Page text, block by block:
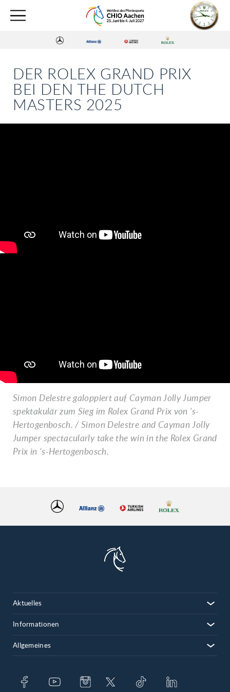
DER ROLEX GRAND PRIX
BEI DEN THE DUTCH
MASTERS 2025
Simon Delestre galoppiert auf Cayman Jolly Jumper
spektakulär zum Sieg im Rolex Grand Prix von 's-
Hertogenbosch. / Simon Delestre and Cayman Jolly
Jumper spectacularly take the win in the Rolex Grand
Prix in ‘s-Hertogenbosch.
Aktuelles
Informationen
Allgemeines